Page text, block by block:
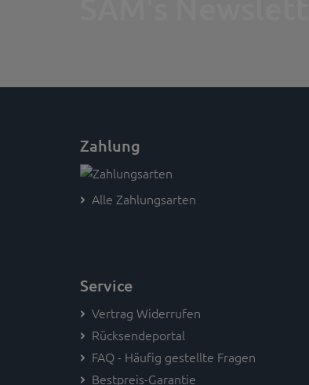
Zahlung
Alle Zahlungsarten
Service
Vertrag Widerrufen
Rücksendeportal
FAQ - Häufig gestellte Fragen
Bestpreis-Garantie